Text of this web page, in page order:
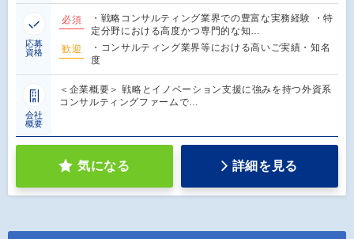
応募
資格
必須
・戦略コンサルティング業界での豊富な実務経験 ・特
定分野における高度かつ専門的な知…
歓迎
・コンサルティング業界等における高いご実績・知名
度
会社
概要
＜企業概要＞ 戦略とイノベーション支援に強みを持つ外資系
コンサルティングファームで…
気になる 詳細を見る